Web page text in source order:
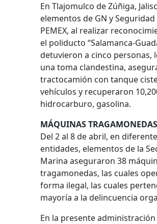
En Tlajomulco de Zúñiga,
elementos de GN y Seguridad
PEMEX, al realizar
el poliducto “Salamanca-
detuvieron a cinco personas,
una toma clandestina,
tractocamión con tanque
vehículos y recuperaron
hidrocarburo, gasolina.
MÁQUINAS
Del 2 al 8 de abril, en
entidades, elementos de la
Marina aseguraron 38
tragamonedas, las cuales
forma ilegal, las cuales
mayoría a la delincuencia
En la presente administración